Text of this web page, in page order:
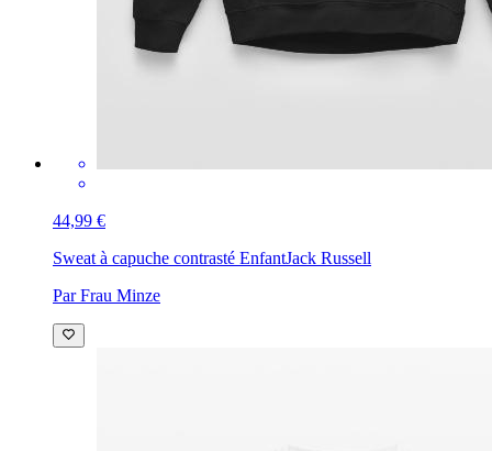
44,99 €
Sweat à capuche contrasté EnfantJack Russell
Par Frau Minze